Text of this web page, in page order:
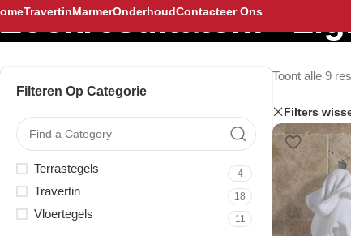
TravertinMarmerOnderhoudContacteer Ons
Zoekresultaten:
Filteren Op Categorie
Terrastegels 4
Travertin 18
Vloertegels 11
Toont alle 9
Filters